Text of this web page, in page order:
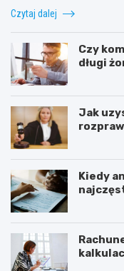
Czytaj dalej
Czy
długi
Jak
Kiedy